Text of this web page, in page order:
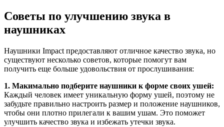
Советы по улучшению звука в
наушниках
Наушники Impact предоставляют отличное качество звука, но
существуют несколько советов, которые помогут вам
получить еще больше удовольствия от прослушивания:
1. Макимально подберите наушники к форме своих ушей:
Каждый человек имеет уникальную форму ушей, поэтому не
забудьте правильно настроить размер и положение наушников,
чтобы они плотно прилегали к вашим ушам. Это поможет
улучшить качество звука и избежать утечки звука.